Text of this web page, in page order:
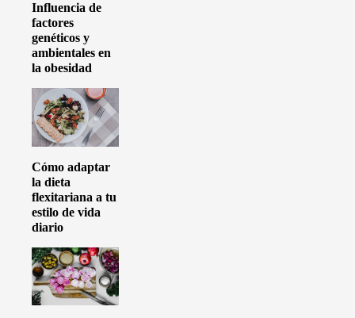
Influencia de
factores
genéticos y
ambientales en
la obesidad
Cómo adaptar
la dieta
flexitariana a tu
estilo de vida
diario